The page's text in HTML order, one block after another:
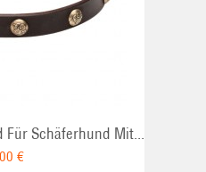
Für Schäferhund Mit...
€